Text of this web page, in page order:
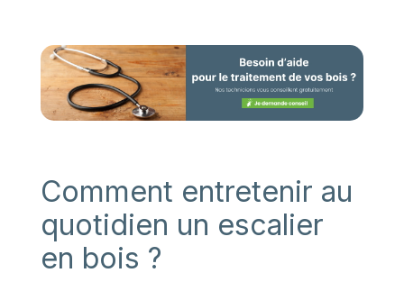
Comment entretenir au
quotidien un escalier
en bois ?